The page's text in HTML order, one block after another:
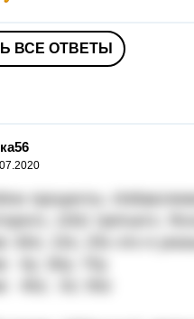
ВСЕ ОТВЕТЫ
проценты.
100z третьего.
60x; 15x; 25x это я